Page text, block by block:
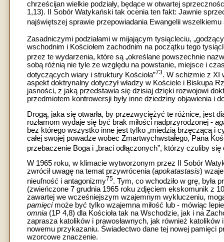
chrześcijan wielkie podziały, będące w otwartej
1,13). II Sobór Watykański tak ocenia ten fakt: Jawnie
najświętszej sprawie przepowiadania Ewangelii wszelkiemu
Zasadniczymi podziałami w mijającym tysiącleciu,
wschodnim i Kościołem zachodnim na początku tego
przez te wydarzenia, które są „określane powszechnie
sobą różnią nie tyle ze względu na powstanie, miejsce i
dotyczących wiary i struktury Kościoła”73. W schizmie z XI
aspekt doktrynalny dotyczył władzy w Kościele i Biskupa
jasności, z jaką przedstawia się dzisiaj dzięki rozwojowi
przedmiotem kontrowersji były inne dziedziny objawienia i
Drogą, jaka się otwarła, by przezwyciężyć te różnice, jest
rozłamom wydaje się być brak miłości nadprzyrodzonej -
bez którego wszystko inne jest tylko „miedzią brzęczącą i
całej swojej powadze wobec Zmartwychwstałego, Pana
przebaczenie Boga i „braci odłączonych”, którzy czuliby
W 1965 roku, w klimacie wytworzonym przez II Sobór
zwrócił uwagę na temat przywrócenia (apokatastasis)
nieufność i antagonizmy75. Tym, co wchodziło w grę, była
(zwieńczone 7 grudnia 1965 roku zdjęciem ekskomunik z
zawartej we wcześniejszym wzajemnym wykluczeniu,
pamięci może być tylko wzajemna miłość lub - mówiąc
omnia (1P 4,8) dla Kościoła tak na Wschodzie, jak i na
zaprasza katolików i prawosławnych, jak również
nowemu przykazaniu. Świadectwo dane tej nowej pamięci
wzorcowe znaczenie.